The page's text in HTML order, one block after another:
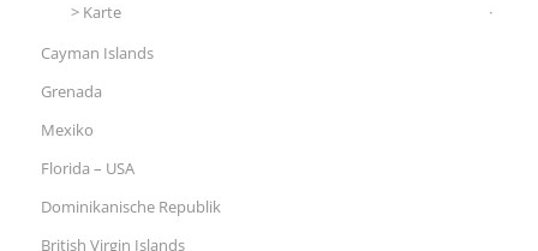
Karte
Cayman Islands
Grenada
Mexiko
Florida – USA
Dominikanische Republik
British Virgin Islands